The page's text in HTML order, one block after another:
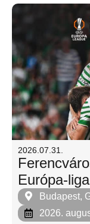
2026.07.31.
Európa-
Budapest,
2026.